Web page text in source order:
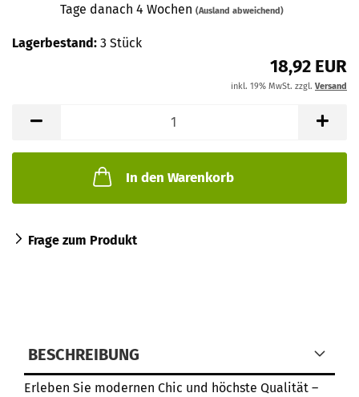
Tage danach 4 Wochen (Ausland abweichend)
Lagerbestand: 3 Stück
18,92 EUR
inkl. 19% MwSt. zzgl. Versand
In den Warenkorb
Frage zum Produkt
BESCHREIBUNG
Erleben Sie modernen Chic und höchste Qualität –